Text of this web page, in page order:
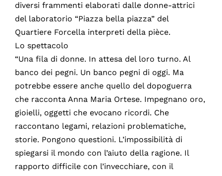
diversi frammenti elaborati dalle donne-attrici
del laboratorio “Piazza bella piazza” del
Quartiere Forcella interpreti della pièce.
Lo spettacolo
“Una fila di donne. In attesa del loro turno. Al
banco dei pegni. Un banco pegni di oggi. Ma
potrebbe essere anche quello del dopoguerra
che racconta Anna Maria Ortese. Impegnano oro,
gioielli, oggetti che evocano ricordi. Che
raccontano legami, relazioni problematiche,
storie. Pongono questioni. L’impossibilità di
spiegarsi il mondo con l’aiuto della ragione. Il
rapporto difficile con l’invecchiare, con il